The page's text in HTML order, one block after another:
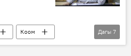
Коом
юрист
Дагы 7